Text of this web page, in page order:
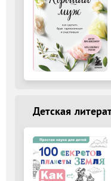
Детская